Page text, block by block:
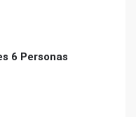
6 Personas